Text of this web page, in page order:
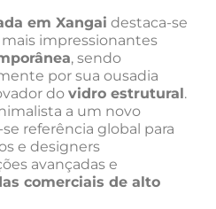
em Xangai destaca-se
impressionantes
, sendo
por sua ousadia
do vidro estrutural.
a um novo
referência global para
e designers
avançadas e
comerciais de alto